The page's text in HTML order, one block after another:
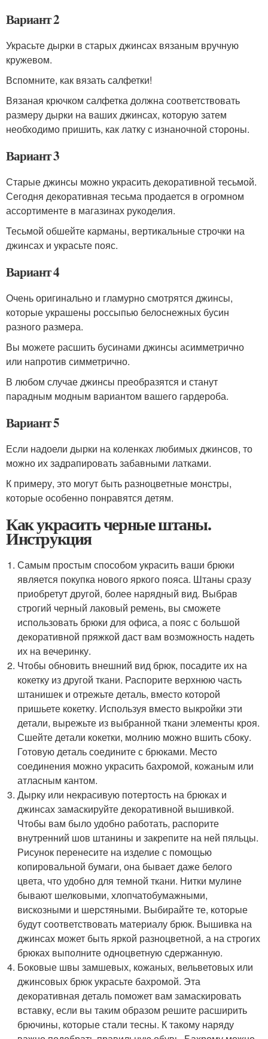
Вариант 2
Украсьте дырки в старых джинсах вязаным вручную
кружевом.
Вспомните, как вязать салфетки!
Вязаная крючком салфетка должна соответствовать
размеру дырки на ваших джинсах, которую затем
необходимо пришить, как латку с изнаночной стороны.
Вариант 3
Старые джинсы можно украсить декоративной тесьмой.
Сегодня декоративная тесьма продается в огромном
ассортименте в магазинах рукоделия.
Тесьмой обшейте карманы, вертикальные строчки на
джинсах и украсьте пояс.
Вариант 4
Очень оригинально и гламурно смотрятся джинсы,
которые украшены россыпью белоснежных бусин
разного размера.
Вы можете расшить бусинами джинсы асимметрично
или напротив симметрично.
В любом случае джинсы преобразятся и станут
парадным модным вариантом вашего гардероба.
Вариант 5
Если надоели дырки на коленках любимых джинсов, то
можно их задрапировать забавными латками.
К примеру, это могут быть разноцветные монстры,
которые особенно понравятся детям.
Как украсить черные штаны.
Инструкция
Самым простым способом украсить ваши брюки
является покупка нового яркого пояса. Штаны сразу
приобретут другой, более нарядный вид. Выбрав
строгий черный лаковый ремень, вы сможете
использовать брюки для офиса, а пояс с большой
декоративной пряжкой даст вам возможность надеть
их на вечеринку.
Чтобы обновить внешний вид брюк, посадите их на
кокетку из другой ткани. Распорите верхнюю часть
штанишек и отрежьте деталь, вместо которой
пришьете кокетку. Используя вместо выкройки эти
детали, вырежьте из выбранной ткани элементы кроя.
Сшейте детали кокетки, молнию можно вшить сбоку.
Готовую деталь соедините с брюками. Место
соединения можно украсить бахромой, кожаным или
атласным кантом.
Дырку или некрасивую потертость на брюках и
джинсах замаскируйте декоративной вышивкой.
Чтобы вам было удобно работать, распорите
внутренний шов штанины и закрепите на ней пяльцы.
Рисунок перенесите на изделие с помощью
копировальной бумаги, она бывает даже белого
цвета, что удобно для темной ткани. Нитки мулине
бывают шелковыми, хлопчатобумажными,
вискозными и шерстяными. Выбирайте те, которые
будут соответствовать материалу брюк. Вышивка на
джинсах может быть яркой разноцветной, а на строгих
брюках выполните одноцветную сдержанную.
Боковые швы замшевых, кожаных, вельветовых или
джинсовых брюк украсьте бахромой. Эта
декоративная деталь поможет вам замаскировать
вставку, если вы таким образом решите расширить
брючины, которые стали тесны. К такому наряду